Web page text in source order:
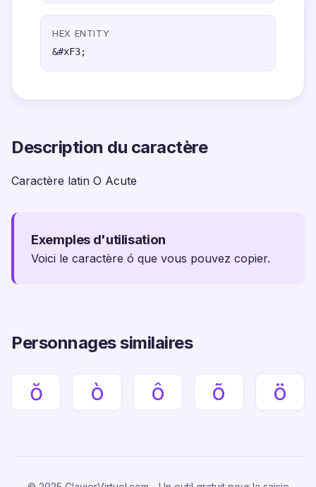
HEX ENTITY
&#xF3;
Description du caractère
Caractère latin O Acute
Exemples d'utilisation
Voici le caractère ó que vous pouvez copier.
Personnages similaires
ŏ ò ô õ ö